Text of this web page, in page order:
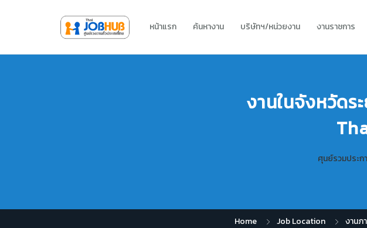
หน้าแรก ค้นหางาน บริษัทฯ/หน่วยงาน งานราชการ
งานในจังหวัดร
ศุนย์รวมประก
Home Job Location งานภ